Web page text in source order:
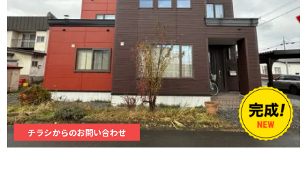
チラシからのお問い合わせ